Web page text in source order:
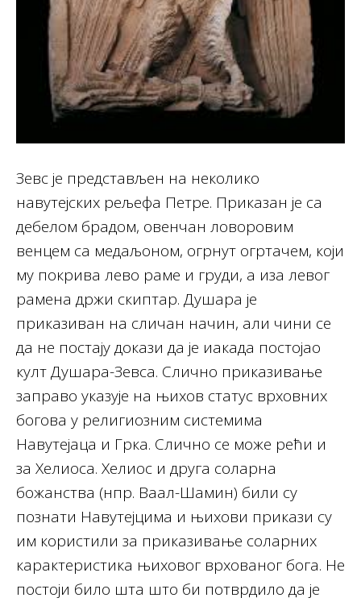
Зевс је представљен на неколико
навутејских рељефа Петре. Приказан је са
дебелом брадом, овенчан ловоровим
венцем са медаљоном, огрнут огртачем, који
му покрива лево раме и груди, а иза левог
рамена држи скиптар. Душара је
приказиван на сличан начин, али чини се
да не постају докази да је иакада постојао
култ Душара-Зевса. Слично приказивање
заправо указује на њихов статус врховних
богова у религиозним системима
Навутејаца и Грка. Слично се може рећи и
за Хелиоса. Хелиос и друга соларна
божанства (нпр. Ваал-Шамин) били су
познати Навутејцима и њихови прикази су
им користили за приказивање соларних
карактеристика њиховог врхованог бога. Не
постоји било шта што би потврдило да је